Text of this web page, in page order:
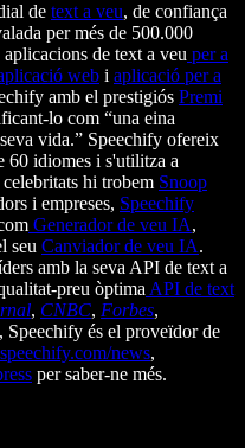
de text a veu, de confiança
per més de 500.000
aplicacions de text a veu per a
web i aplicació per a
amb el prestigiós Premi
lo com “una eina
vida.” Speechify ofereix
60 idiomes i s'utilitza a
hi trobem Snoop
i empreses, Speechify
Generador de veu IA,
seu Canviador de veu IA.
amb la seva API de text a
preu òptima API de text
, CNBC, Forbes,
Speechify és el proveïdor de
speechify.com/news,
per saber-ne més.